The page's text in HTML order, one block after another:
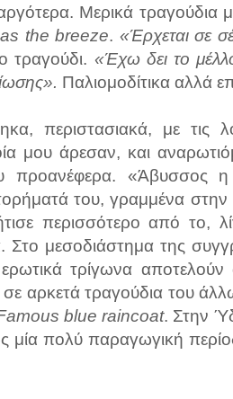
Μερικά τραγούδια
the breeze. «Έρχεται σε
τραγούδι. «Έχω δει το
Παλιομοδίτικα αλλά
περιστασιακά, με τις
μου άρεσαν, και
προανέφερα. «Άβυσσος
του, γραμμένα
περισσότερο από το,
μεσοδιάστημα της
τρίγωνα αποτελούν
αρκετά τραγούδια του
blue raincoat. Στην
μία πολύ παραγωγική